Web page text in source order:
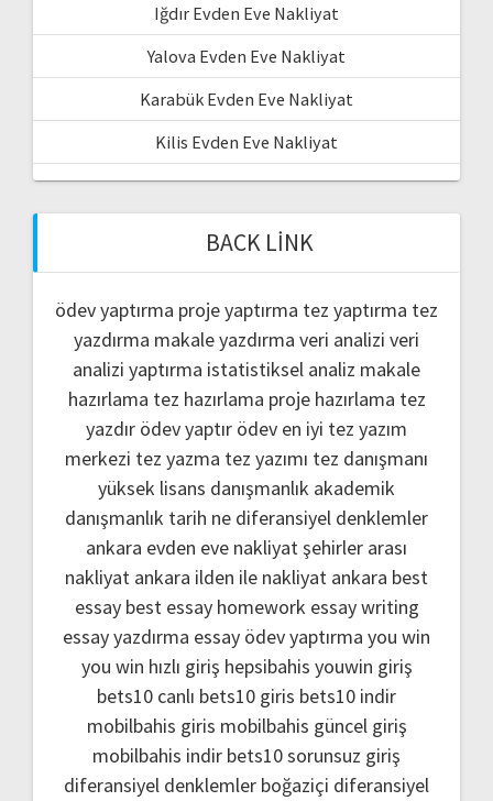
Iğdır Evden Eve Nakliyat
Yalova Evden Eve Nakliyat
Karabük Evden Eve Nakliyat
Kilis Evden Eve Nakliyat
BACK LINK
ödev yaptırma proje yaptırma tez yaptırma tez
yazdırma makale yazdırma veri analizi veri
analizi yaptırma istatistiksel analiz makale
hazırlama tez hazırlama proje hazırlama tez
yazdır ödev yaptır ödev en iyi tez yazım
merkezi tez yazma tez yazımı tez danışmanı
yüksek lisans danışmanlık akademik
danışmanlık tarih ne diferansiyel denklemler
ankara evden eve nakliyatşehirler arası
nakliyat ankara ilden ile nakliyat ankara best
essay best essay homework essay writing
essay yazdırma essay ödev yaptırma you win
you win hızlı giriş hepsibahis youwin giriş
bets10 canlı bets10 giris bets10 indir
mobilbahis giris mobilbahis güncel giriş
mobilbahis indir bets10 sorunsuz giriş
diferansiyel denklemler boğaziçi diferansiyel